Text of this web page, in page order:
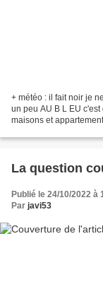
+ météo : il fait noir je
un peu AU B L EU
maisons et
La question
Publié le 24/10/2022 à
Par javi53